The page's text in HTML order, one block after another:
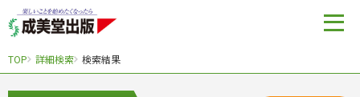
TOP 詳細検索 検索結果